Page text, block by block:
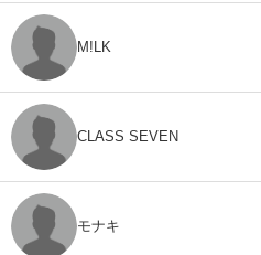
M!LK
CLASS SEVEN
モナキ